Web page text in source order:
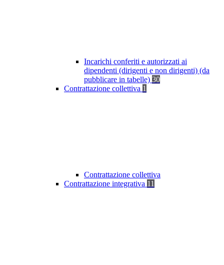
Incarichi conferiti e autorizzati ai
dipendenti (dirigenti e non dirigenti) (da
pubblicare in tabelle) 30
Contrattazione collettiva 1
Contrattazione collettiva
Contrattazione integrativa 11